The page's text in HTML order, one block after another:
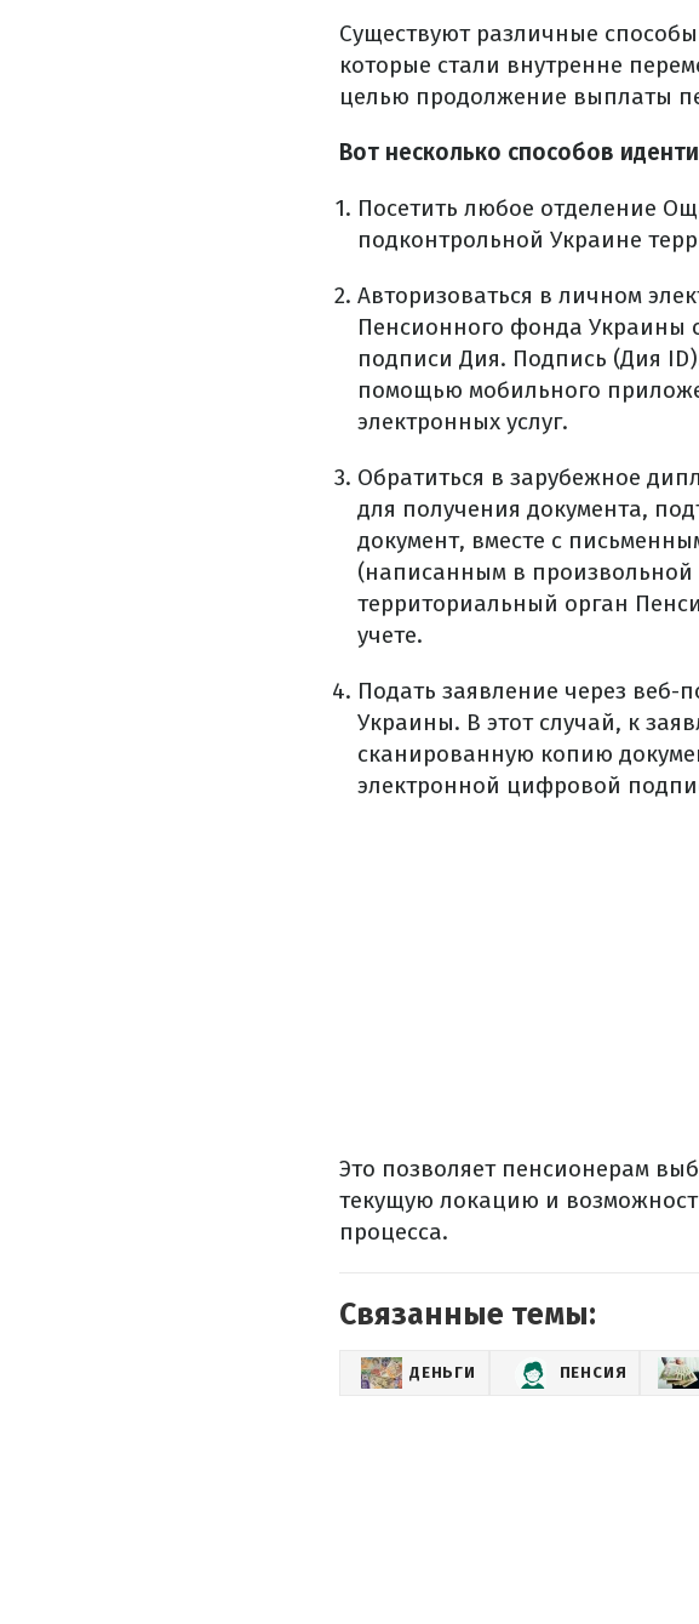
Существуют различные
которые стали внутренне
целью продолжение выплаты
Вот несколько способов
Посетить любое отделение
подконтрольной Украине
Авторизоваться в личном
Пенсионного фонда
подписи Дия. Подпись (Дия
помощью мобильного
электронных услуг.
Обратиться в зарубежное
для получения документа,
документ, вместе с
(написанным в
территориальный орган
учете.
Подать заявление через веб-
Украины. В этот случай, к
сканированную копию
электронной цифровой
Это позволяет пенсионерам
текущую локацию и
процесса.
Связанные темы:
ДЕНЬГИ ПЕНСИЯ